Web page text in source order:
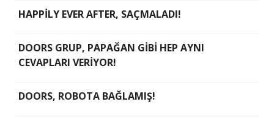
HAPPİLY EVER AFTER, SAÇMALADI!
DOORS GRUP, PAPAĞAN GİBİ HEP AYNI
CEVAPLARI VERİYOR!
DOORS, ROBOTA BAĞLAMIŞ!